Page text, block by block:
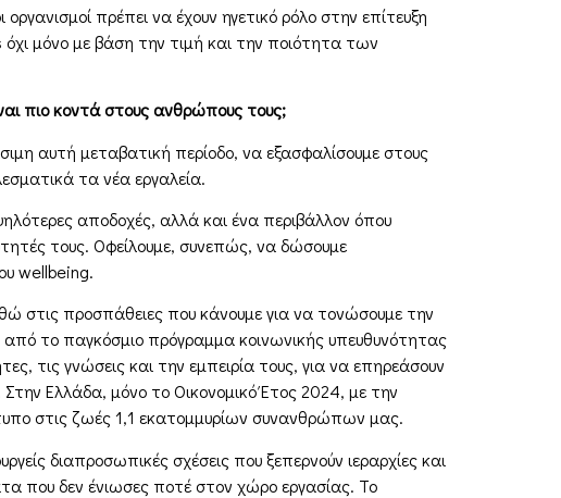
πρέπει να έχουν ηγετικό ρόλο στην επίτευξη
µόνο µε βάση την τιµή και την ποιότητα των
πιο κοντά στους ανθρώπους τους;
αυτή µεταβατική περίοδο, να εξασφαλίσουµε στους
τα νέα εργαλεία.
αποδοχές, αλλά και ένα περιβάλλον όπου
τους. Οφείλουµε, συνεπώς, να δώσουµε
wellbeing.
στις προσπάθειες που κάνουµε για να τονώσουµε την
το παγκόσµιο πρόγραµµα κοινωνικής υπευθυνότητας
τις γνώσεις και την εµπειρία τους, για να επηρεάσουν
Στην Ελλάδα, µόνο το Οικονοµικό Έτος 2024, µε την
στις ζωές 1,1 εκατοµµυρίων συνανθρώπων µας.
διαπροσωπικές σχέσεις που ξεπερνούν ιεραρχίες και
που δεν ένιωσες ποτέ στον χώρο εργασίας. Το